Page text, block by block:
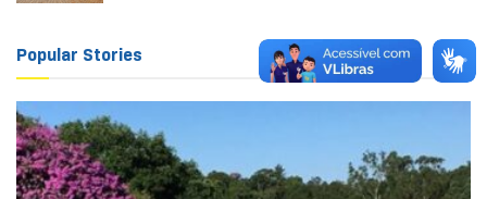
Popular Stories